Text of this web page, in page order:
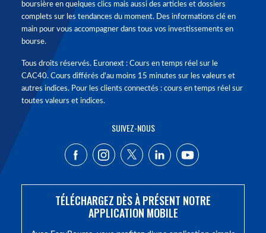
boursière en quelques clics mais aussi des articles et dossiers
complets sur les tendances du moment. Des informations clé en
main pour vous accompagner dans tous vos investissements en
bourse.
Tous droits réservés. Euronext : Cours en temps réel sur le
CAC40. Cours différés d'au moins 15 minutes sur les valeurs et
autres indices. Pour les clients connectés : cours en temps réel sur
toutes valeurs et indices.
SUIVEZ-NOUS
TÉLÉCHARGEZ DÈS À PRÉSENT NOTRE
APPLICATION MOBILE